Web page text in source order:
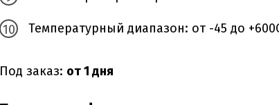
Температурный диапазон: от -45 до
Под заказ: от 1 дня